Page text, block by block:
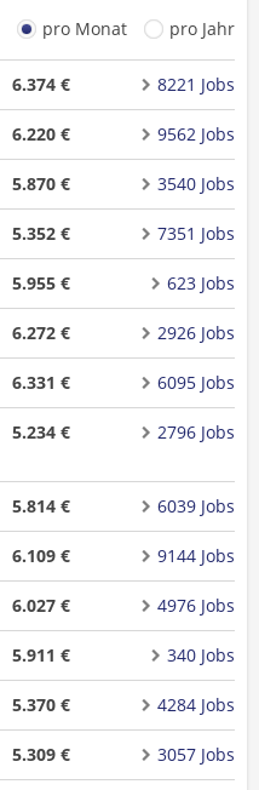
pro Monat pro Jahr
6.374 € 8221 Jobs
6.220 € 9562 Jobs
5.870 € 3540 Jobs
5.352 € 7351 Jobs
5.955 € 623 Jobs
6.272 € 2926 Jobs
6.331 € 6095 Jobs
5.234 € 2796 Jobs
5.814 € 6039 Jobs
6.109 € 9144 Jobs
6.027 € 4976 Jobs
5.911 € 340 Jobs
5.370 € 4284 Jobs
5.309 € 3057 Jobs